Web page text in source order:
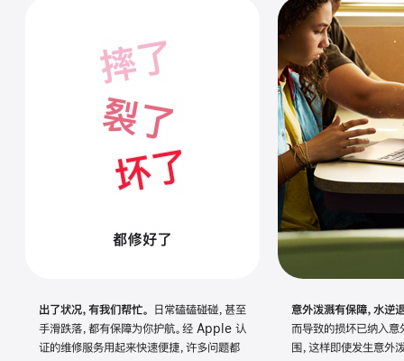
出了状况，有我们帮忙。
日常磕磕碰碰，甚至
手滑跌落，都有保障为你护航。经 Apple 认
证的维修服务用起来快速便捷，许多问题都
意外泼溅有保障，水逆
而导致的损坏已纳入意
围，这样即使发生意外